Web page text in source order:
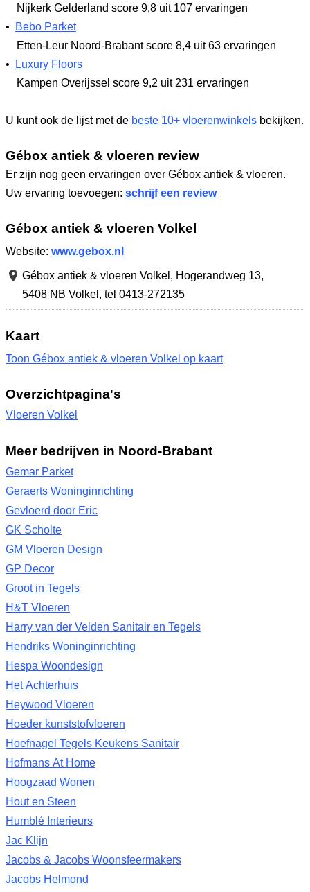
Nijkerk Gelderland score 9,8 uit 107 ervaringen
•
Bebo Parket
Etten-Leur Noord-Brabantscore 8,4 uit 63 ervaringen
•
Luxury Floors
Kampen Overijssel score 9,2 uit 231 ervaringen
U kunt ook de lijst met de beste 10+ vloerenwinkels bekijken.
Gébox antiek & vloeren review
Er zijn nog geen ervaringen over Gébox antiek & vloeren.
Uw ervaring toevoegen: schrijf een review
Gébox antiek & vloeren Volkel
Website: www.gebox.nl
Gébox antiek & vloeren Volkel, Hogerandweg 13,
5408 NB Volkel , tel 0413-272135
Kaart
Toon Gébox antiek & vloeren Volkel op kaart
Overzichtpagina's
Vloeren Volkel
Meer bedrijven in Noord-Brabant
Gemar Parket
Geraerts Woninginrichting
Gevloerd door Eric
GK Scholte
GM Vloeren Design
GP Decor
Groot in Tegels
H&T Vloeren
Harry van der Velden Sanitair en Tegels
Hendriks Woninginrichting
Hespa Woondesign
Het Achterhuis
Heywood Vloeren
Hoeder kunststofvloeren
Hoefnagel Tegels Keukens Sanitair
Hofmans At Home
Hoogzaad Wonen
Hout en Steen
Humblé Interieurs
Jac Klijn
Jacobs & Jacobs Woonsfeermakers
Jacobs Helmond